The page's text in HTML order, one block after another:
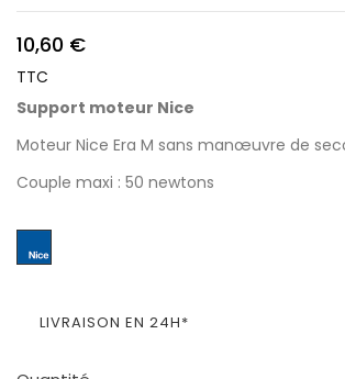
10,60 €
TTC
Support moteur Nice
Moteur Nice Era M sans manœuvre de
Couple maxi : 50 newtons
LIVRAISON EN 24H*